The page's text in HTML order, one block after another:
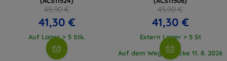
45,90 €
41,30 €
Auf Lager > 5 Stk.
45,90 €
41,30 €
Extern Lager > 5 St
Auf dem Weg 1 Stücke 11. 8. 2026